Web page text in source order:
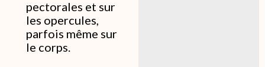
pectorales et sur
les opercules,
parfois même sur
le corps.